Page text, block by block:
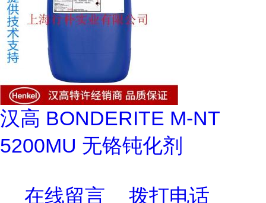
汉高 BONDERITE M-NT
5200MU 无铬钝化剂
在线留言 拨打电话